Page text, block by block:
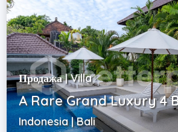
Продажа | Villa
A Rare Grand Luxury 4
Indonesia | Bali